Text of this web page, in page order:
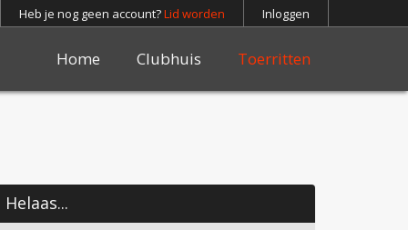
Heb je nog geen account?Lid worden Inloggen
Home Clubhuis Toerritten
Helaas...